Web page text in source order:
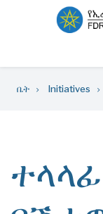
ቤት Initiatives